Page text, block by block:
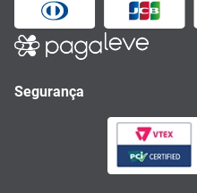
Segurança